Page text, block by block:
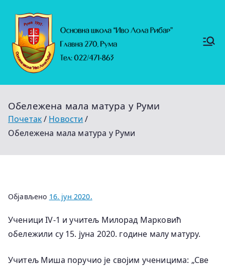
садржај
Основ
Лола
https://
vanje-
Обележена мала матура у Руми
Почетак
Новости
Обележена мала матура у Руми
Објављено 16. јун 2020.
Ученици IV-1 и учитељ Милорад Марковић
обележили су 15. јуна 2020. године малу матуру.
Учитељ Миша поручио је својим ученицима: „Све